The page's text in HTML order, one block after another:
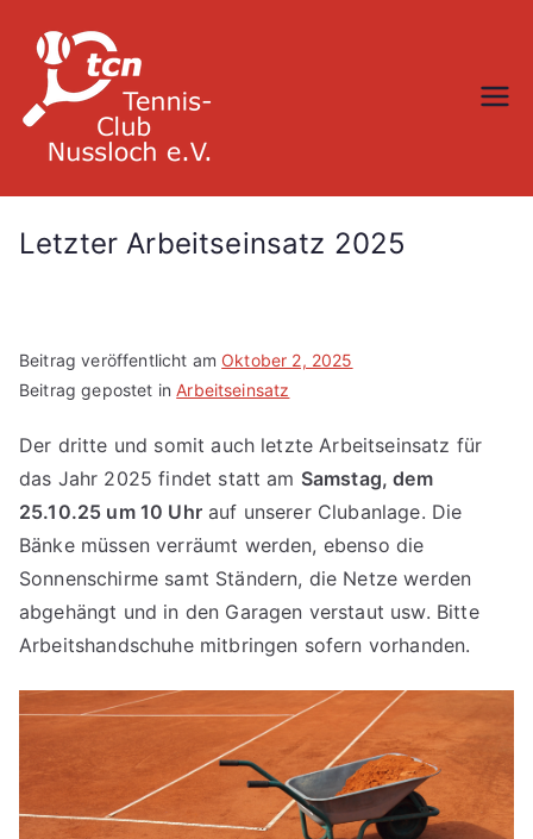
Inhalt
springen
Letzter Arbeitseinsatz 2025
Beitrag veröffentlicht am Oktober 2, 2025
Beitrag gepostet inArbeitseinsatz
Der dritte und somit auch letzte Arbeitseinsatz für
das Jahr 2025 findet statt am Samstag, dem
25.10.25 um 10 Uhrauf unserer Clubanlage. Die
Bänke müssen verräumt werden, ebenso die
Sonnenschirme samt Ständern, die Netze werden
abgehängt und in den Garagen verstaut usw. Bitte
Arbeitshandschuhe mitbringen sofern vorhanden.